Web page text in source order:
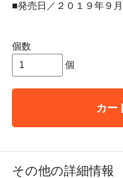
■発売日／２０１９年９
個数
個
カー
その他の詳細情報